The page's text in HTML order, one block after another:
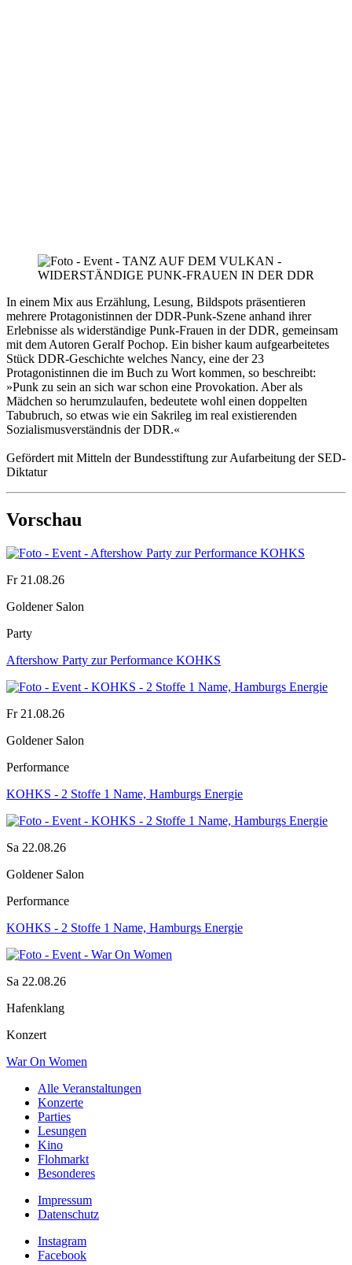
In einem Mix aus Erzählung, Lesung, Bildspots präsentieren
mehrere Protagonistinnen der DDR-Punk-Szene anhand ihrer
Erlebnisse als widerständige Punk-Frauen in der DDR, gemeinsam
mit dem Autoren Geralf Pochop. Ein bisher kaum aufgearbeitetes
Stück DDR-Geschichte welches Nancy, eine der 23
Protagonistinnen die im Buch zu Wort kommen, so beschreibt:
»Punk zu sein an sich war schon eine Provokation. Aber als
Mädchen so herumzulaufen, bedeutete wohl einen doppelten
Tabubruch, so etwas wie ein Sakrileg im real existierenden
Sozialismusverständnis der DDR.«
Gefördert mit Mitteln der Bundesstiftung zur Aufarbeitung der SED-
Diktatur
Vorschau
Fr 21.08.26
Goldener Salon
Party
Aftershow Party zur Performance KOHKS
Fr 21.08.26
Goldener Salon
Performance
KOHKS - 2 Stoffe 1 Name, Hamburgs Energie
Sa 22.08.26
Goldener Salon
Performance
KOHKS - 2 Stoffe 1 Name, Hamburgs Energie
Sa 22.08.26
Hafenklang
Konzert
War On Women
Alle Veranstaltungen
Konzerte
Parties
Lesungen
Kino
Flohmarkt
Besonderes
Impressum
Datenschutz
Instagram
Facebook